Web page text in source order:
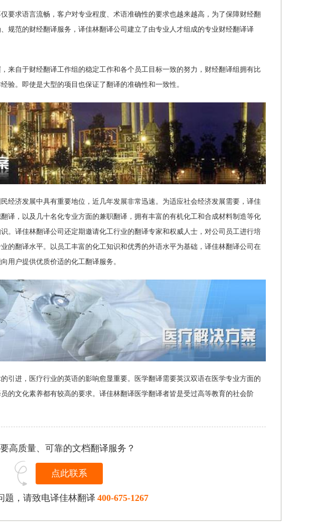
要求语言流畅，客户对专业程度、术语准确性的要求也越来越高，为了保障财经翻
规范的财经翻译服务，译佳林翻译公司建立了由专业人才组成的专业财经翻译译
来自于财经翻译工作组的稳定工作和各个员工目标一致的努力，财经翻译组拥有比
验。即使是大型的项目也保证了翻译的准确性和一致性。
经济发展中具有重要地位，近几年发展非常迅速。为适应社会经济发展需要，译佳
译，以及几十名化专业方面的兼职翻译，拥有丰富的有机化工和合成材料制造等化
。译佳林翻译公司还定期邀请化工行业的翻译专家和权威人士，对公司员工进行培
的翻译水平。以员工丰富的化工知识和优秀的外语水平为基础，译佳林翻译公司在
用户提供优质价适的化工翻译服务。
引进，医疗行业的英语的影响愈显重要。医学翻译需要英汉双语在医学专业方面的
的文化素养都有较高的要求。译佳林翻译医学翻译者皆是受过高等教育的社会阶
高质量、可靠的文档翻译服务？
点此联系
题，请致电译佳林翻译 400-675-1267